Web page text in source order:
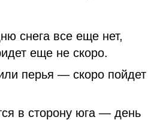
снега все еще нет,
еще не скоро.
перья — скоро пойдет
в сторону юга — день